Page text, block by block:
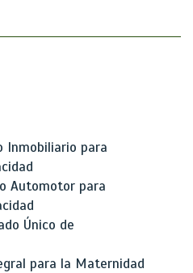
Inmobiliario para
Automotor para
Único de
para la Maternidad